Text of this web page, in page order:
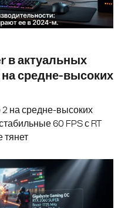
в актуальных
на средне-высоких
2 на средне-высоких
60 FPS с RT
тянет